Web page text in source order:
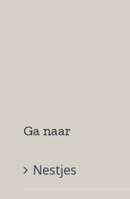
Ga naar
Nestjes